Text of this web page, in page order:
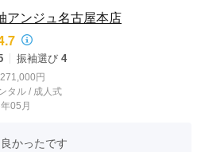
アンジュ名古屋本店
振袖選び 4
円
タル / 成人式
05月
かったです